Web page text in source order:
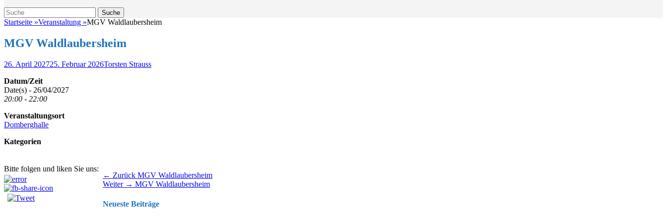
Suche
Suche
nach:
Startseite »Veranstaltung »MGV Waldlaubersheim
MGV Waldlaubersheim
Veröffentlicht
26. April 202725. Februar 2026Autor
Torsten Strauss
Datum/Zeit
Date(s) - 26/04/2027
20:00 - 22:00
Veranstaltungsort
Domberghalle
Kategorien
Bitte folgen und liken Sie uns:
Beitragsnavigation ← Zurück Vorhergehender
Beitrag:
MGV Waldlaubersheim
Weiter → Nächster
MGV Waldlaubersheim
Neueste Beiträge